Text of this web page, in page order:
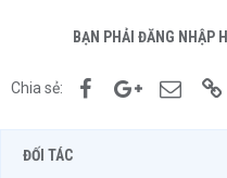
BẠN PHẢI ĐĂNG NHẬP
Chia sẻ: FacebookGoogle+Email
ĐỐI TÁC